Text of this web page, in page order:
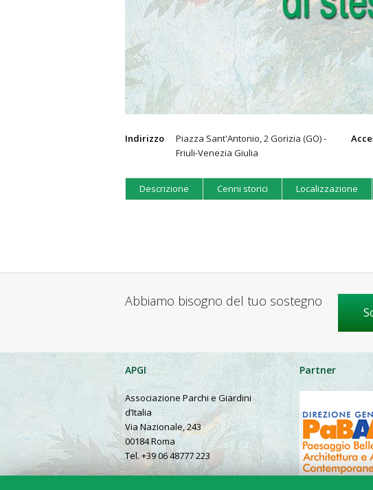
Indirizzo
Piazza Sant'Antonio, 2 Gorizia (GO) -
Friuli-Venezia Giulia
Descrizione Cenni storici Localizzazione
Abbiamo bisogno del tuo sostegno
APGI
Associazione Parchi e Giardini
d’Italia
Via Nazionale, 243
00184 Roma
Tel. +39 06 48777 223
Partner